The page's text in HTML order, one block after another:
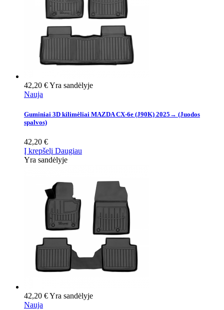
42,20 €Yra sandėlyje
Nauja
Guminiai 3D kilimėliai MAZDA CX-6e (J90K) 2025→ (Juodos
spalvos)
42,20 €
Į krepšelį Daugiau
Yra sandėlyje
42,20 €Yra sandėlyje
Nauja